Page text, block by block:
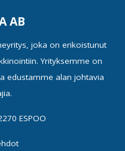
AB
joka on erikoistunut
Yrityksemme on
edustamme alan johtavia
ESPOO